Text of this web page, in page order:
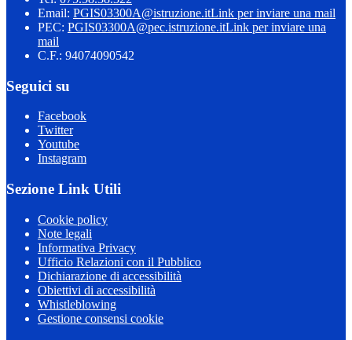
Email: PGIS03300A@istruzione.itLink per inviare una mail
PEC: PGIS03300A@pec.istruzione.itLink per inviare una
mail
C.F.: 94074090542
Seguici su
Facebook
Twitter
Youtube
Instagram
Sezione Link Utili
Cookie policy
Note legali
Informativa Privacy
Ufficio Relazioni con il Pubblico
Dichiarazione di accessibilità
Obiettivi di accessibilità
Whistleblowing
Gestione consensi cookie